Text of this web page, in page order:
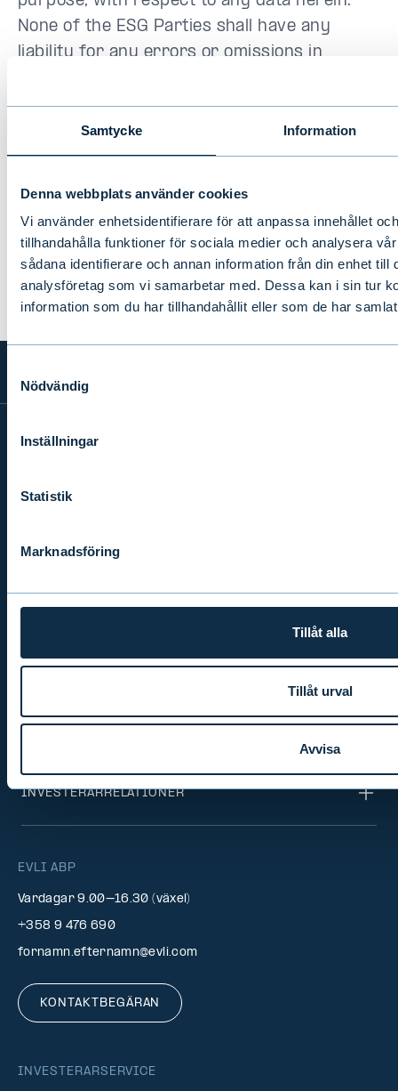
Samtycke Information
Denna webbplats använder cookies
Vi använder enhetsidentifierare för att anpassa innehållet
tillhandahålla funktioner för sociala medier och analysera
sådana identifierare och annan information från din enhet
analysföretag som vi samarbetar med. Dessa kan i sin tur
information som du har tillhandahållit eller som de har
Nödvändig
Inställningar
Statistik
Marknadsföring
Tillåt alla
Tillåt urval
Avvisa
None of the ESG Parties shall have any
liability for any errors or omissions in
Further, without limiting any of the
foregoing, in no event shall any of the ESG
any other damages (including lost profits)
even if notified of the possibility of such
damages.
EVLI ABP
Vardagar 9.00–16.30 (växel)
+358 9 476 690
fornamn.efternamn@evli.com
KONTAKTBEGÄRAN
INVESTERARSERVICE
FÖRETAGSANSVAR
AKTUELLT
KONCERNEN
INVESTERARRELATIONER